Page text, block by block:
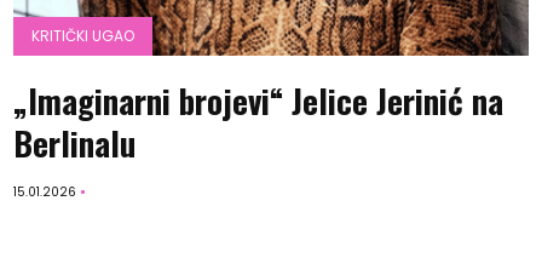
KRITIČKI UGAO
„Imaginarni brojevi“ Jelice Jerinić na
Berlinalu
15.01.2026